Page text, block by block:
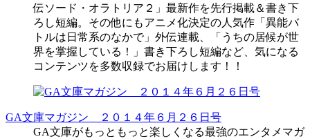
伝ソード・オラトリア２」最新作を先行掲載＆書き下
ろし短編。その他にもアニメ化決定の人気作「異能バ
トルは日常系のなかで」外伝連載、「うちの居候が世
界を掌握している！」書き下ろし短編など、気になる
コンテンツを多数収録でお届けします！！
GA文庫マガジン ２０１４年６月２６日号
GA文庫がもっともっと楽しくなる最強のエンタメマガ